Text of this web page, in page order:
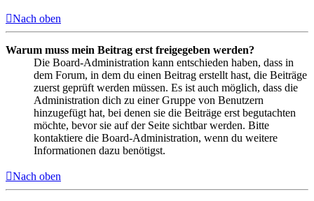
Nach oben
Warum muss mein Beitrag erst freigegeben werden?
Die Board-Administration kann entschieden haben, dass in
dem Forum, in dem du einen Beitrag erstellt hast, die Beiträge
zuerst geprüft werden müssen. Es ist auch möglich, dass die
Administration dich zu einer Gruppe von Benutzern
hinzugefügt hat, bei denen sie die Beiträge erst begutachten
möchte, bevor sie auf der Seite sichtbar werden. Bitte
kontaktiere die Board-Administration, wenn du weitere
Informationen dazu benötigst.
Nach oben